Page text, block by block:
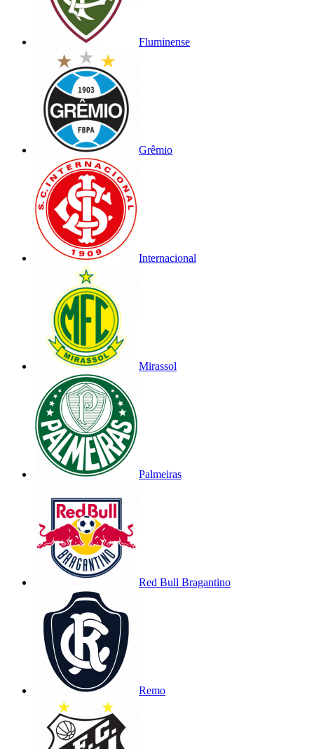
Fluminense
Grêmio
Internacional
Mirassol
Palmeiras
Red Bull Bragantino
Remo